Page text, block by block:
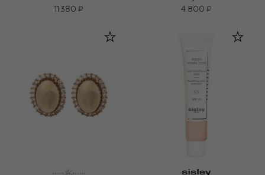
11 380 ₽
4 800 ₽